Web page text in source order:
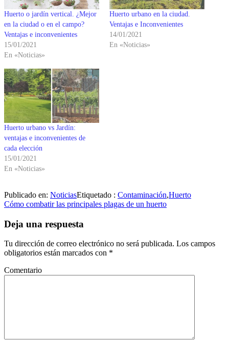
Huerto o jardín vertical. ¿Mejor
en la ciudad o en el campo?
Ventajas e inconvenientes
15/01/2021
En «Noticias»
Huerto urbano en la ciudad.
Ventajas e Inconvenientes
14/01/2021
En «Noticias»
Huerto urbano vs Jardín:
ventajas e inconvenientes de
cada elección
15/01/2021
En «Noticias»
Publicado en: NoticiasEtiquetado : Contaminación,Huerto
Navegación
de
entradas
Cómo combatir las principales plagas de un huerto
Deja una respuesta
Tu dirección de correo electrónico no será publicada. Los campos
obligatorios están marcados con *
Comentario